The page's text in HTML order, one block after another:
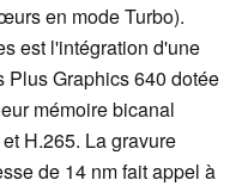
en mode Turbo).
est l'intégration d'une
Plus Graphics 640 dotée
mémoire bicanal
H.265. La gravure
de 14 nm fait appel à